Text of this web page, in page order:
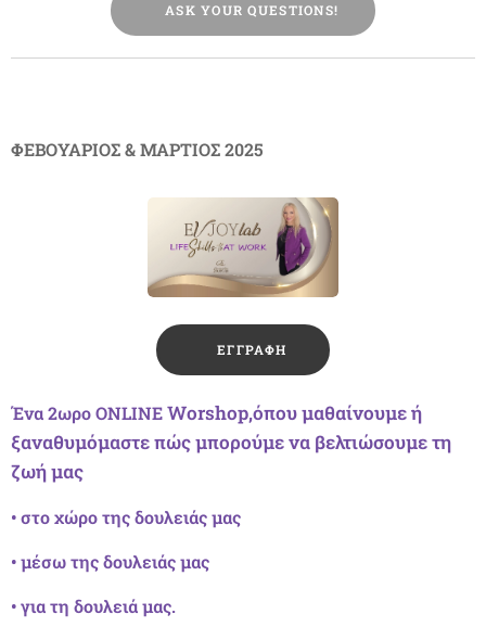
❔ASK YOUR QUESTIONS!
ΦΕΒΟΥΑΡΙΟΣ & ΜΑΡΤΙΟΣ 2025
🟪 ΕΓΓΡΑΦΗ
Ένα 2ωρο ONLINEWorshop,όπου μαθαίνουμε ή
ξαναθυμόμαστε πώς μπορούμε να βελτιώσουμε τη
ζωή μας
• στο χώρο της δουλειάς μας
• μέσω της δουλειάς μας
• για τη δουλειά μας.